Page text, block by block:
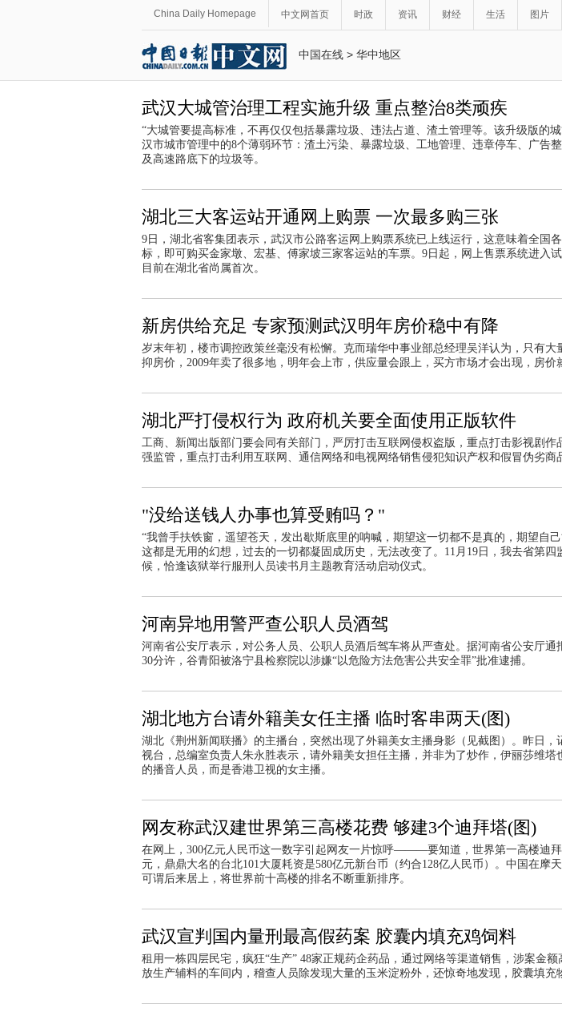
China Daily Homepage 中文网首页 时政 资讯 财经 生活 图片
中国在线 > 华中地区
武汉大城管治理工程实施升级 重点整治8类顽疾
“大城管要提高标准，不再仅仅包括暴露垃圾、违法占道、渣土管理等。该升级版的
汉市城市管理中的8个薄弱环节：渣土污染、暴露垃圾、工地管理、违章停车、广告
及高速路底下的垃圾等。
湖北三大客运站开通网上购票 一次最多购三张
9日，湖北省客集团表示，武汉市公路客运网上购票系统已上线运行，这意味着全国
标，即可购买金家墩、宏基、傅家坡三家客运站的车票。9日起，网上售票系统进入
目前在湖北省尚属首次。
新房供给充足 专家预测武汉明年房价稳中有降
岁末年初，楼市调控政策丝毫没有松懈。克而瑞华中事业部总经理吴洋认为，只有大
抑房价，2009年卖了很多地，明年会上市，供应量会跟上，买方市场才会出现，房价
湖北严打侵权行为 政府机关要全面使用正版软件
工商、新闻出版部门要会同有关部门，严厉打击互联网侵权盗版，重点打击影视剧作
强监管，重点打击利用互联网、通信网络和电视网络销售侵犯知识产权和假冒伪劣商
"没给送钱人办事也算受贿吗？"
“我曾手扶铁窗，遥望苍天，发出歇斯底里的呐喊，期望这一切都不是真的，期望自己
这都是无用的幻想，过去的一切都凝固成历史，无法改变了。11月19日，我去省第四
候，恰逢该狱举行服刑人员读书月主题教育活动启动仪式。
河南异地用警严查公职人员酒驾
河南省公安厅表示，对公务人员、公职人员酒后驾车将从严查处。据河南省公安厅通
30分许，谷青阳被洛宁县检察院以涉嫌“以危险方法危害公共安全罪”批准逮捕。
湖北地方台请外籍美女任主播 临时客串两天(图)
湖北《荆州新闻联播》的主播台，突然出现了外籍美女主播身影（见截图）。昨日，
视台，总编室负责人朱永胜表示，请外籍美女担任主播，并非为了炒作，伊丽莎维塔
的播音人员，而是香港卫视的女主播。
网友称武汉建世界第三高楼花费 够建3个迪拜塔(图)
在网上，300亿元人民币这一数字引起网友一片惊呼———要知道，世界第一高楼迪拜
元，鼎鼎大名的台北101大厦耗资是580亿元新台币（约合128亿人民币）。中国在摩
可谓后来居上，将世界前十高楼的排名不断重新排序。
武汉宣判国内量刑最高假药案 胶囊内填充鸡饲料
租用一栋四层民宅，疯狂“生产” 48家正规药企药品，通过网络等渠道销售，涉案金额
放生产辅料的车间内，稽查人员除发现大量的玉米淀粉外，还惊奇地发现，胶囊填充